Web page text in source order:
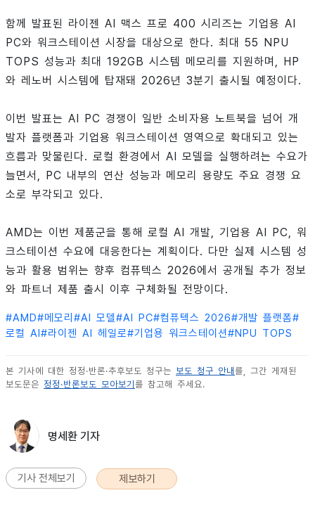
함께 발표된 라이젠 AI 맥스 프로 400 시리즈는 기업용 AI
PC와 워크스테이션 시장을 대상으로 한다. 최대 55 NPU
TOPS 성능과 최대 192GB 시스템 메모리를 지원하며, HP
와 레노버 시스템에 탑재돼 2026년 3분기 출시될 예정이다.
이번 발표는 AI PC 경쟁이 일반 소비자용 노트북을 넘어 개
발자 플랫폼과 기업용 워크스테이션 영역으로 확대되고 있는
흐름과 맞물린다. 로컬 환경에서 AI 모델을 실행하려는 수요가
늘면서, PC 내부의 연산 성능과 메모리 용량도 주요 경쟁 요
소로 부각되고 있다.
AMD는 이번 제품군을 통해 로컬 AI 개발, 기업용 AI PC, 워
크스테이션 수요에 대응한다는 계획이다. 다만 실제 시스템 성
능과 활용 범위는 향후 컴퓨텍스 2026에서 공개될 추가 정보
와 파트너 제품 출시 이후 구체화될 전망이다.
#AMD#메모리 #AI 모델#AI PC#컴퓨텍스 2026#개발 플랫폼#
로컬 AI#라이젠 AI 헤일로#기업용 워크스테이션#NPU TOPS
본 기사에 대한 정정·반론·추후보도 청구는 보도 청구 안내 를, 그간 게재된
보도문은 정정·반론보도 모아보기 를 참고해 주세요.
명세환 기자
기사 전체보기 제보하기